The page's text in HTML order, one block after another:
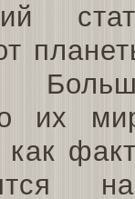
их
как
на